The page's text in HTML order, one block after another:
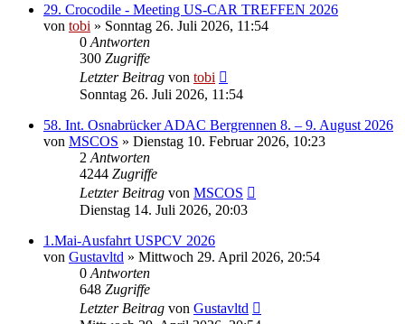
29. Crocodile - Meeting US-CAR TREFFEN 2026
von tobi » Sonntag 26. Juli 2026, 11:54
0 Antworten
300 Zugriffe
Letzter Beitrag von tobi
Sonntag 26. Juli 2026, 11:54
58. Int. Osnabrücker ADAC Bergrennen 8. – 9. August 2026
von MSCOS » Dienstag 10. Februar 2026, 10:23
2 Antworten
4244 Zugriffe
Letzter Beitrag von MSCOS
Dienstag 14. Juli 2026, 20:03
1.Mai-Ausfahrt USPCV 2026
von Gustavltd » Mittwoch 29. April 2026, 20:54
0 Antworten
648 Zugriffe
Letzter Beitrag von Gustavltd